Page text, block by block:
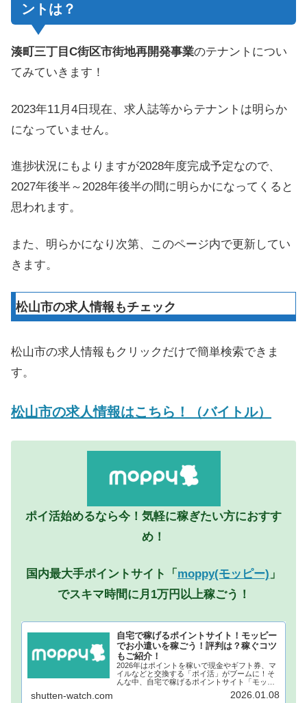
ントは？
湊町三丁目C街区市街地再開発事業のテナントについ
てみていきます！
2023年11月4日現在、求人誌等からテナントは明らか
になっていません。
進捗状況にもよりますが2028年度完成予定なので、
2027年後半～2028年後半の間に明らかになってくると
思われます。
また、明らかになり次第、このページ内で更新してい
きます。
松山市の求人情報もチェック
松山市の求人情報もクリックだけで簡単検索できま
す。
松山市の求人情報はこちら！（バイトル）
ポイ活始めるなら今！気軽に稼ぎたい方におすす
め！
国内最大手ポイントサイト「 moppy(モッピー) 」
でスキマ時間に月1万円以上稼ごう！
自宅で稼げるポイントサイト！モッピー
でお小遣いを稼ごう！評判は？稼ぐコツ
もご紹介！
2026年はポイントを稼いで現金やギフト券、マ
イルなどと交換する「ポイ活」がブームに！そ
んな中、自宅で稼げるポイントサイト「モッピ
ー」が注目されています！モッピーに登録し、
自宅でポイントを稼げば、あなたも月1万円稼ぐ
shutten-watch.com 2026.01.08